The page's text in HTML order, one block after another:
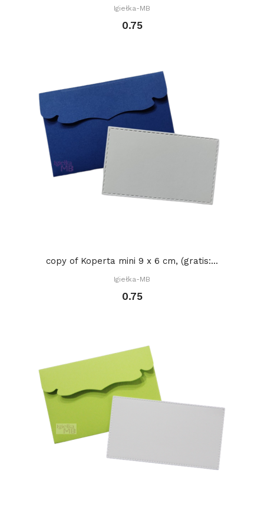
Igiełka-MB
0.75
copy of Koperta mini 9 x 6 cm, (gratis:...
Igiełka-MB
0.75